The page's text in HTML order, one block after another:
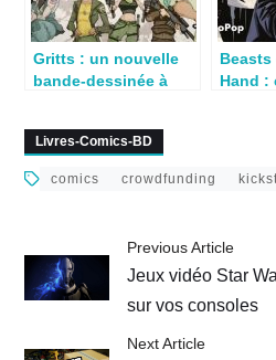
Gritts : un nouvelle
bande-dessinée à
Hand :
Livres-Comics-BD
comics crowdfunding
Previous Article
Jeux vidéo Star
sur vos consoles
Next Article